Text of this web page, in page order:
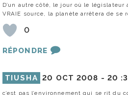
D’un autre côté, le jour où le législateur
VRAIE source, la planète arrêtera de se
0
RÉPONDRE
TIUSHA 20 OCT 2008 - 20
c’est pas l’environnement qui se rit du